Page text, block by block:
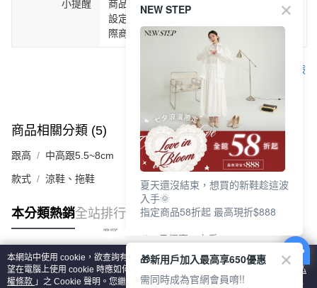
小提醒
商品圖片顏色會因拍攝燈光環境或個人螢幕
設定不同，而造成部份色差現象，顏色以實
際商品為主。
客服
商品相關分類 (5) 查看全部
跟高 中高跟5.5~8cm
款式 涼鞋、拖鞋
本分類熱銷全站排行
熱門標籤
本網站中使用 cookie，欲查詢有關本網站使用 cookie 方式之詳情，及若您不希
望在電腦上使用 cookie 時應如何變更電腦的 cookie 設定，請參閱本網站「
隱私
權條款 」之 Cookie 聲明。您繼續使用本網站即表示您同意本公司得按本網站使
NEW STEP
夏天還沒結束，想買的新鞋趁這波
入手🌞
指定商品58折起 最高現折$888
🎉 8月優惠一次看
①LINE購物最高10%回饋
②每周限定品現折200
③指定商品58折起 最高現折$888
🎁新用戶加入最高享650優惠
需同時成為官網會員唷!!